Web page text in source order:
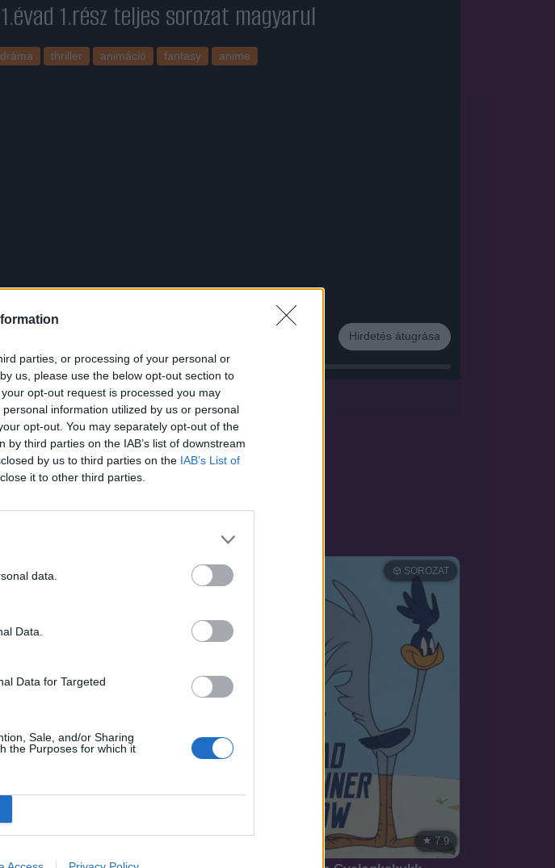
parties, or processing of your personal or
us, please use the below opt-out section to
opt-out request is processed you may
information utilized by us or personal
opt-out. You may separately opt-out of the
third parties on the IAB’s list of downstream
by us to third parties on the IAB’s List of
it to other third parties.
data.
Data.
Data for Targeted
Sale, and/or Sharing
the Purposes for which it
Hirdetés átugrása
1.rész teljes sorozat magyarul
dráma thriller animáció fantasy
anime
zajlik az androidok és a gépek közt.
WhatsApp
Viber
Pinterest
X
Facebook
sorozatok
SOROZAT SOROZAT
7.9